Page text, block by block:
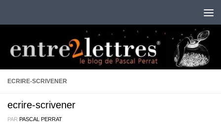
ECRIRE-SCRIVENER
ecrire-scrivener
PAR PASCAL PERRAT